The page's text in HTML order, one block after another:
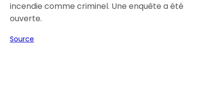
incendie comme criminel. Une enquête a été
ouverte.
Source